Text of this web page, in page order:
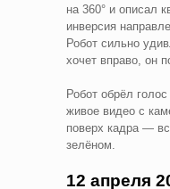
на 360° и описал
инверсия
Робот сильно
хочет вправо, он
Робот обрёл
живое видео с
поверх кадра —
зелёном.
12 апреля